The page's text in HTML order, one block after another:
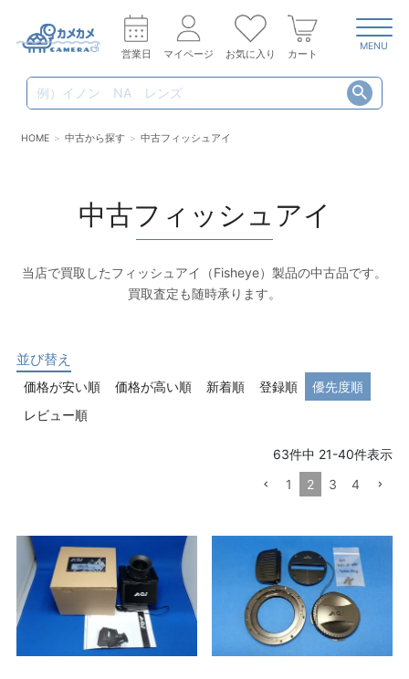
営業日 マイページ お気に入り カート
MENU
HOME 中古から探す 中古フィッシュアイ
中古フィッシュアイ
当店で買取したフィッシュアイ（Fisheye）製品の中古品です。
買取査定も随時承ります。
並び替え
価格が安い順 価格が高い順 新着順 登録順
優先度順
レビュー順
63件中 21-40件表示
1
2 3 4